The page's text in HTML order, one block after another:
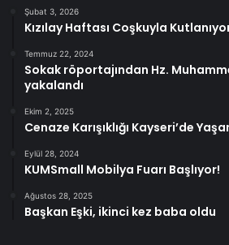
Şubat 3, 2026
Kızılay Haftası Coşkuyla
Temmuz 22, 2024
Sokak röportajından Hz.
yakalandı
Ekim 2, 2025
Cenaze Karışıklığı Kayseri’de
Eylül 28, 2024
KUMSmall Mobilya Fuarı Başlıyor!
Ağustos 28, 2025
Başkan Eşki, ikinci kez baba oldu